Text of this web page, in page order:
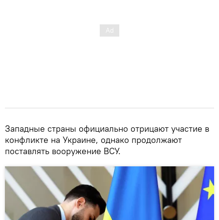
Западные страны официально отрицают участие в
конфликте на Украине, однако продолжают
поставлять вооружение ВСУ.